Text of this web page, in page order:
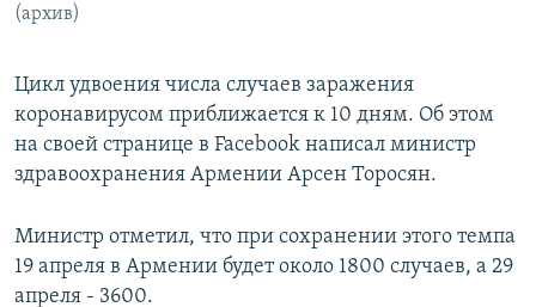
(архив)
Цикл удвоения числа случаев заражения
коронавирусом приближается к 10 дням. Об этом
на своей странице в Facebook написал министр
здравоохранения Армении Арсен Торосян.
Министр отметил, что при сохранении этого темпа
19 апреля в Армении будет около 1800 случаев, а 29
апреля - 3600.